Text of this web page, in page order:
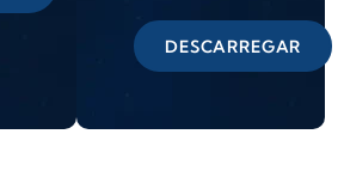
DESCARREGAR